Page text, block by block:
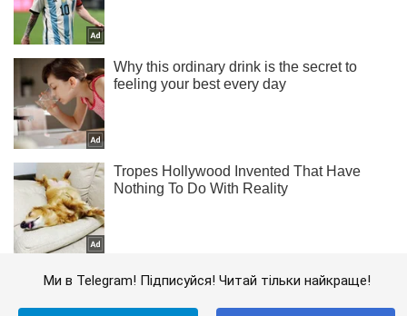
Ми в Telegram! Підписуйся! Читай тільки найкраще!